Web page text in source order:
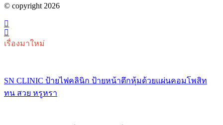
© copyright 2026
เรื่องมาใหม่
SN CLINIC ป้ายไฟคลินิก ป้ายหน้าตึกหุ้มด้วยแผ่นคอมโพสิท
ทน สวย หรูหรา